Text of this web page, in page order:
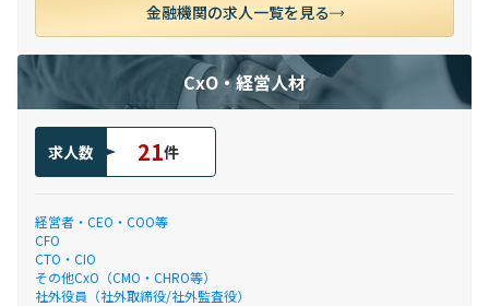
金融機関の求人一覧を見る
CxO・経営人材
求人数 21件
経営者・CEO・COO等
CFO
CTO・CIO
その他CxO（CMO・CHRO等）
社外役員（社外取締役/社外監査役）